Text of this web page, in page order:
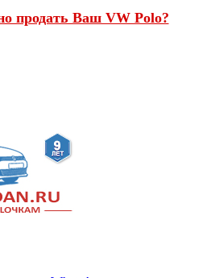
продать Ваш VW Polo?